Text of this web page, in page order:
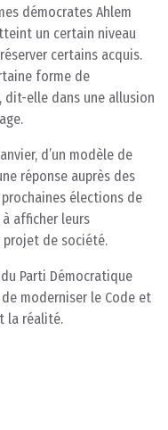
démocrates Ahlem
un certain niveau
certains acquis.
forme de
dit-elle dans une allusion
d’un modèle de
réponse auprès des
élections de
afficher leurs
projet de société.
Parti Démocratique
moderniser le Code et
la réalité.